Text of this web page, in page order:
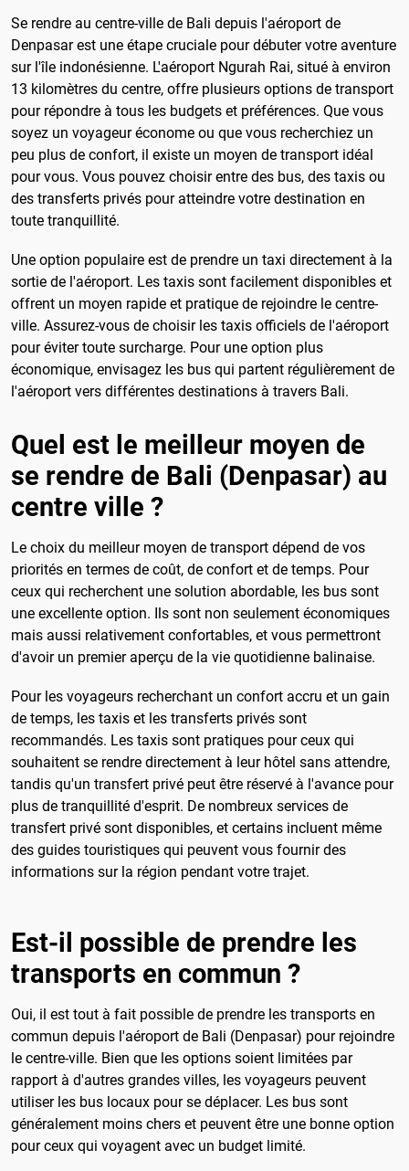
Se rendre au centre-ville de Bali depuis l'aéroport de
Denpasar est une étape cruciale pour débuter votre aventure
sur l'île indonésienne. L'aéroport Ngurah Rai, situé à environ
13 kilomètres du centre, offre plusieurs options de transport
pour répondre à tous les budgets et préférences. Que vous
soyez un voyageur économe ou que vous recherchiez un
peu plus de confort, il existe un moyen de transport idéal
pour vous. Vous pouvez choisir entre des bus, des taxis ou
des transferts privés pour atteindre votre destination en
toute tranquillité.
Une option populaire est de prendre un taxi directement à la
sortie de l'aéroport. Les taxis sont facilement disponibles et
offrent un moyen rapide et pratique de rejoindre le centre-
ville. Assurez-vous de choisir les taxis officiels de l'aéroport
pour éviter toute surcharge. Pour une option plus
économique, envisagez les bus qui partent régulièrement de
l'aéroport vers différentes destinations à travers Bali.
Quel est le meilleur moyen de
se rendre de Bali (Denpasar) au
centre ville ?
Le choix du meilleur moyen de transport dépend de vos
priorités en termes de coût, de confort et de temps. Pour
ceux qui recherchent une solution abordable, les bus sont
une excellente option. Ils sont non seulement économiques
mais aussi relativement confortables, et vous permettront
d'avoir un premier aperçu de la vie quotidienne balinaise.
Pour les voyageurs recherchant un confort accru et un gain
de temps, les taxis et les transferts privés sont
recommandés. Les taxis sont pratiques pour ceux qui
souhaitent se rendre directement à leur hôtel sans attendre,
tandis qu'un transfert privé peut être réservé à l'avance pour
plus de tranquillité d'esprit. De nombreux services de
transfert privé sont disponibles, et certains incluent même
des guides touristiques qui peuvent vous fournir des
informations sur la région pendant votre trajet.
Est-il possible de prendre les
transports en commun ?
Oui, il est tout à fait possible de prendre les transports en
commun depuis l'aéroport de Bali (Denpasar) pour rejoindre
le centre-ville. Bien que les options soient limitées par
rapport à d'autres grandes villes, les voyageurs peuvent
utiliser les bus locaux pour se déplacer. Les bus sont
généralement moins chers et peuvent être une bonne option
pour ceux qui voyagent avec un budget limité.